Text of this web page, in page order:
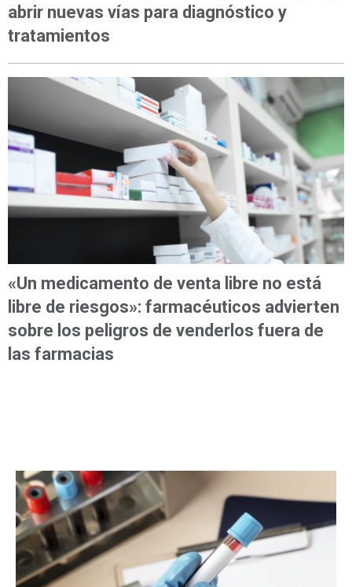
abrir nuevas vías para diagnóstico y
tratamientos
«Un medicamento de venta libre no está
libre de riesgos»: farmacéuticos advierten
sobre los peligros de venderlos fuera de
las farmacias